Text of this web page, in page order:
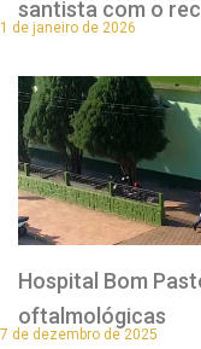
santista com o
de janeiro de 2026
Hospital Bom
oftalmológicas
de dezembro de 2025